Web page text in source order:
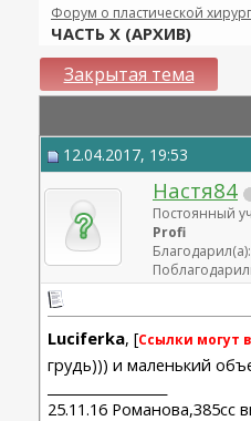
Форум о пластической
ЧАСТЬ Х (АРХИВ)
Закрытая тема
12.04.2017, 19:53
Настя84
Постоянный
Profi
Luciferka, [Ссылки могут
грудь))) и маленький
25.11.16 Романова,385сс